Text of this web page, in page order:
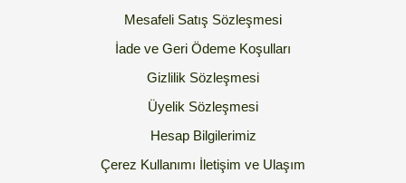
Mesafeli Satış Sözleşmesi
İade ve Geri Ödeme Koşulları
Gizlilik Sözleşmesi
Üyelik Sözleşmesi
Hesap Bilgilerimiz
Çerez Kullanımı İletişim ve Ulaşım